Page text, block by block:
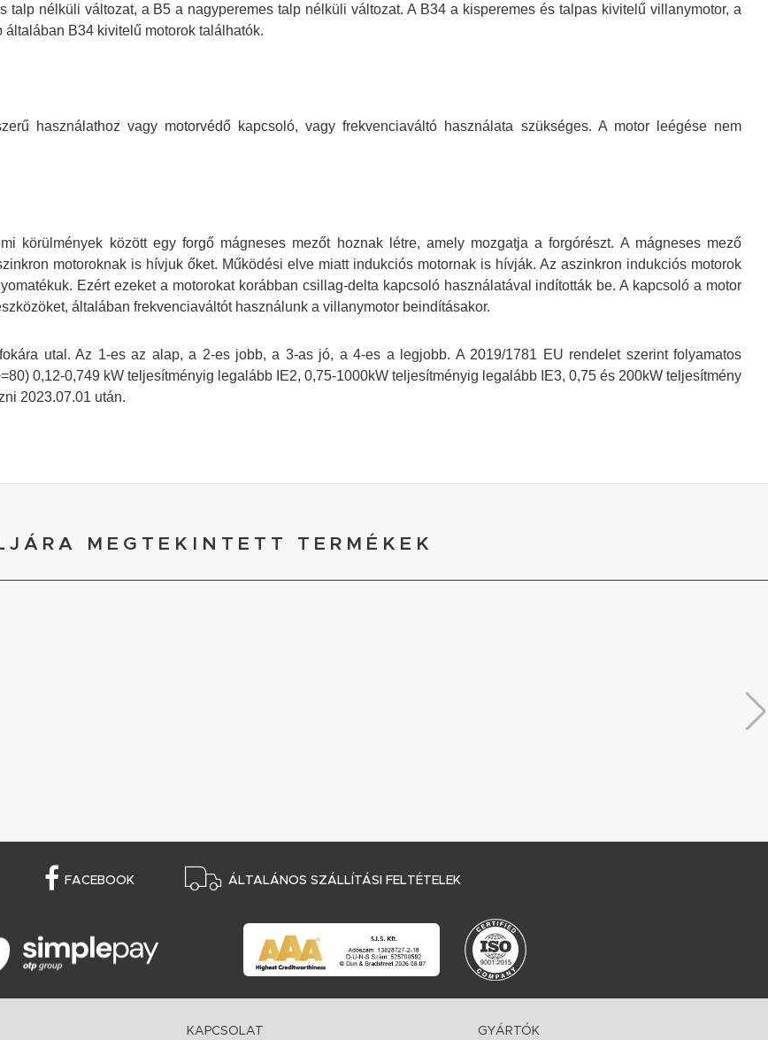
nélküli változat, a B5 a nagyperemes talp nélküli változat. A B34 a kisperemes és talpas kivitelű villanymotor, a
B34 kivitelű motorok találhatók.
használathoz vagy motorvédő kapcsoló, vagy frekvenciaváltó használata szükséges. A motor leégése nem
körülmények között egy forgő mágneses mezőt hoznak létre, amely mozgatja a forgórészt. A mágneses mező
motoroknak is hívjuk őket. Működési elve miatt indukciós motornak is hívják. Az aszinkron indukciós motorok
Ezért ezeket a motorokat korábban csillag-delta kapcsoló használatával indították be. A kapcsoló a motor
általában frekvenciaváltót használunk a villanymotor beindításakor.
utal. Az 1-es az alap, a 2-es jobb, a 3-as jó, a 4-es a legjobb. A 2019/1781 EU rendelet szerint folyamatos
0,12-0,749 kW teljesítményig legalább IE2, 0,75-1000kW teljesítményig legalább IE3, 0,75 és 200kW teljesítmény
2023.07.01 után.
MEGTEKINTETT TERMÉKEK
FACEBOOK ÁLTALÁNOS SZÁLLÍTÁSI FELTÉTELEK
KAPCSOLAT GYÁRTÓK